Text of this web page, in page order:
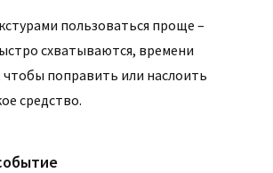
пользоваться проще –
схватываются, времени
поправить или наслоить
средство.